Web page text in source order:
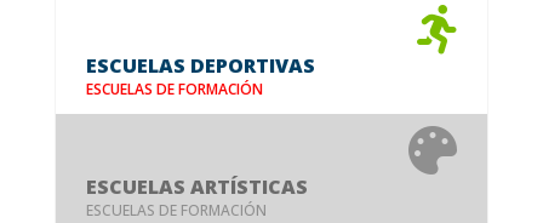

ESCUELAS DEPORTIVAS
ESCUELAS DE FORMACIÓN

ESCUELAS ARTÍSTICAS
ESCUELAS DE FORMACIÓN